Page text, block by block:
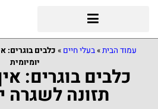
עמוד הבית»בעלי חיים » כלבים בוגרים:
יומיומית
כלבים בוגרים:
תזונה לשגרה